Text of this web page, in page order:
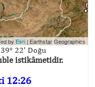
byEsri | Earthstar Geographics
39° 22' Doğu
istikâmetidir.
12:26